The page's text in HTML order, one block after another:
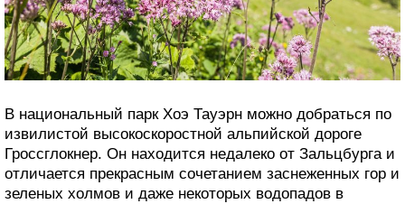
В национальный парк Хоэ Тауэрн можно добраться по
извилистой высокоскоростной альпийской дороге
Гроссглокнер. Он находится недалеко от Зальцбурга и
отличается прекрасным сочетанием заснеженных гор и
зеленых холмов и даже некоторых водопадов в